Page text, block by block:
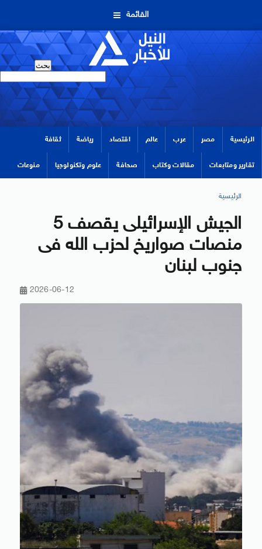
القائمة
الرئيسية مصر عرب عالم اقتصاد رياضة ثقافة
تقارير ومتابعات مقالات وكتاب صحافة علوم وتكنولوجيا منوعات
الرئيسية
الجيش الإسرائيلى يقصف 5
منصات صواريخ لحزب الله فى
جنوب لبنان
2026-06-12